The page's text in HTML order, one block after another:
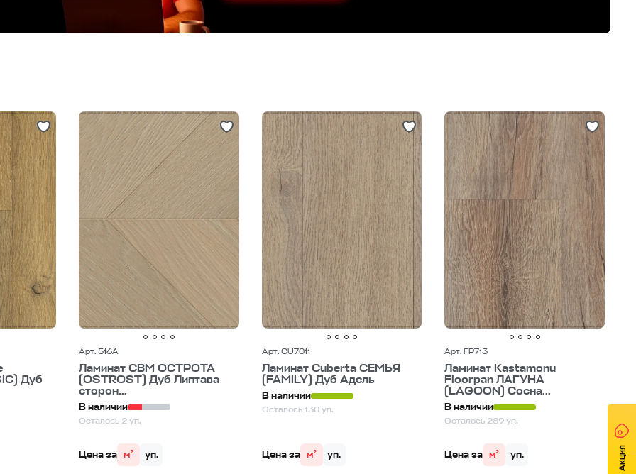
Дуб
Арт. 516А
Ламинат CBM ОСТРОТА
(OSTROST) Дуб Липтава
сторон...
В наличии
Осталось 2 уп.
Цена за м² уп.
Арт. CU7011
Ламинат Cuberta СЕМЬЯ
(FAMILY) Дуб Адель
В наличии
Осталось 130 уп.
Цена за м² уп.
Арт. FP713
Ламинат Kastamonu
Floorpan ЛАГУНА
(LAGOON) Сосна...
В наличии
Осталось 289 уп.
Цена за м² уп. Акция